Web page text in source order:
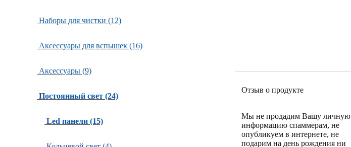
Наборы для чистки (12)
Аксессуары для вспышек (16)
Аксессуары (9)
Постоянный свет (24)
Led панели (15)
Отзыв о продукте
Мы не продадим Вашу личную
информацию спаммерам, не
опубликуем в интернете, не
подарим на день рождения ни